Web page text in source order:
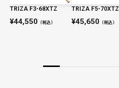
TRIZA F3-68XTZ
44,550 （税込）
TRIZA F5-70XTZ
45,650（税込）